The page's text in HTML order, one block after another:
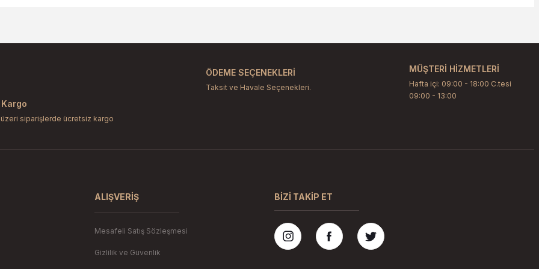
Gönder
siparişlerde ücretsiz kargo
ÖDEME SEÇENEKLERİ
Taksit ve Havale Seçenekleri.
MÜŞTERİ HİZMETLERİ
Hafta içi: 09:00 - 18:00 C.tesi
09:00 - 13:00
ALIŞVERIŞ
Mesafeli Satış Sözleşmesi
Gizlilik ve Güvenlik
BİZİ TAKİP ET